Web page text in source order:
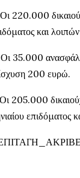
220.000
και
35.000
200 ευρώ.
205.000
επιδόματος